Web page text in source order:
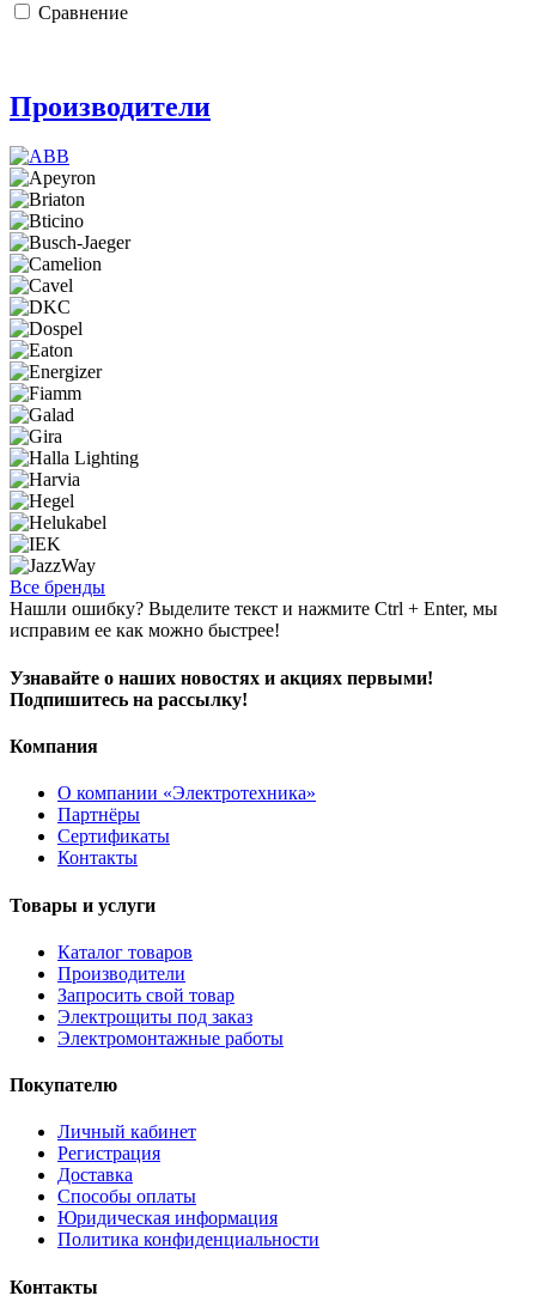
Сравнение
Производители
Все бренды
Нашли ошибку? Выделите текст и нажмите Ctrl + Enter, мы
исправим ее как можно быстрее!
Узнавайте о наших новостях и акциях первыми!
Подпишитесь на рассылку!
Компания
О компании «Электротехника»
Партнёры
Сертификаты
Контакты
Товары и услуги
Каталог товаров
Производители
Запросить свой товар
Электрощиты под заказ
Электромонтажные работы
Покупателю
Личный кабинет
Регистрация
Доставка
Способы оплаты
Юридическая информация
Политика конфиденциальности
Контакты